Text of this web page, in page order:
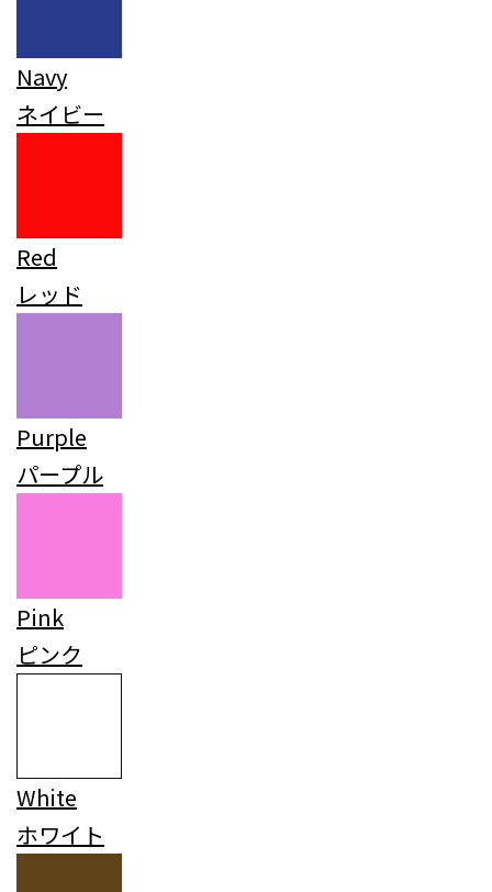
Navy
ネイビー
Red
レッド
Purple
パープル
Pink
ピンク
White
ホワイト